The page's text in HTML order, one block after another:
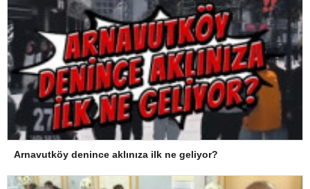
Arnavutköy denince aklınıza ilk ne geliyor?